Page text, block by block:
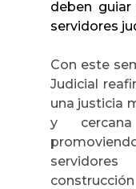
deben
servidores
Con este
Judicial
una justicia
y